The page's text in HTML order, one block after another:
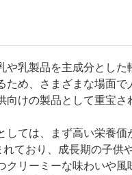
や乳製品を主成分とし
ため、さまざまな場面で
けの製品として重宝さ
しては、まず高い栄養
ており、成長期の子供
クリーミーな味わいや